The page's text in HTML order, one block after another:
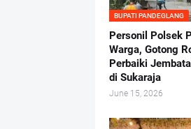
BUPATI PANDEGLANG
Personil Polsek
Warga, Gotong
Perbaiki
di Sukaraja
June 15, 2026